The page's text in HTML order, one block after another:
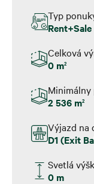
Typ
Rent+Sale
Celková
0 m2
2 536 m2
Výjazd na
D1 (Exit
Svetlá
0 m